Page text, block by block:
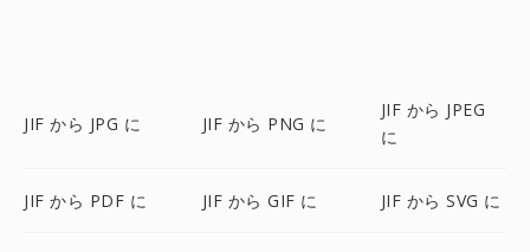
JIF から JPG に JIF から PNG に
JIF から JPEG
に
JIF から PDF に JIF から GIF に JIF から SVG に